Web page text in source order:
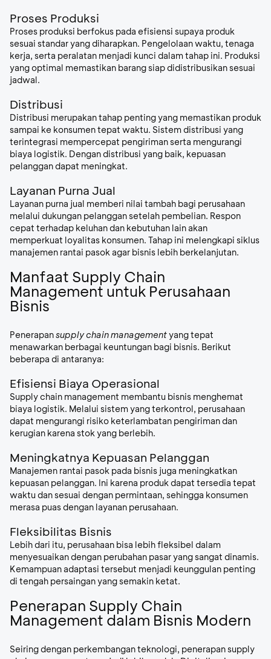
Proses Produksi
Proses produksi berfokus pada efisiensi supaya produk
sesuai standar yang diharapkan. Pengelolaan waktu, tenaga
kerja, serta peralatan menjadi kunci dalam tahap ini. Produksi
yang optimal memastikan barang siap didistribusikan sesuai
jadwal.
Distribusi
Distribusi merupakan tahap penting yang memastikan produk
sampai ke konsumen tepat waktu. Sistem distribusi yang
terintegrasi mempercepat pengiriman serta mengurangi
biaya logistik. Dengan distribusi yang baik, kepuasan
pelanggan dapat meningkat.
Layanan Purna Jual
Layanan purna jual memberi nilai tambah bagi perusahaan
melalui dukungan pelanggan setelah pembelian. Respon
cepat terhadap keluhan dan kebutuhan lain akan
memperkuat loyalitas konsumen. Tahap ini melengkapi siklus
manajemen rantai pasok agar bisnis lebih berkelanjutan.
Manfaat Supply Chain
Management untuk Perusahaan
Bisnis
Penerapansupply chain managementyang tepat
menawarkan berbagai keuntungan bagi bisnis. Berikut
beberapa di antaranya:
Efisiensi Biaya Operasional
Supply chain management membantu bisnis menghemat
biaya logistik. Melalui sistem yang terkontrol, perusahaan
dapat mengurangi risiko keterlambatan pengiriman dan
kerugian karena stok yang berlebih.
Meningkatnya Kepuasan Pelanggan
Manajemen rantai pasok pada bisnis juga meningkatkan
kepuasan pelanggan. Ini karena produk dapat tersedia tepat
waktu dan sesuai dengan permintaan, sehingga konsumen
merasa puas dengan layanan perusahaan.
Fleksibilitas Bisnis
Lebih dari itu, perusahaan bisa lebih fleksibel dalam
menyesuaikan dengan perubahan pasar yang sangat dinamis.
Kemampuan adaptasi tersebut menjadi keunggulan penting
di tengah persaingan yang semakin ketat.
Penerapan Supply Chain
Management dalam Bisnis Modern
Seiring dengan perkembangan teknologi, penerapansupply